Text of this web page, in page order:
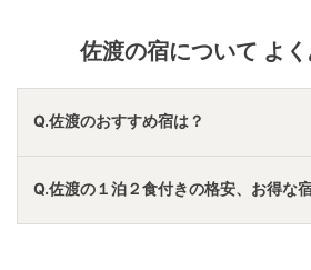
佐渡の宿について よ
Q.佐渡のおすすめ宿は？
A.「湖畔の宿 吉田家」・「 夕日と湖
Sado Resort HOTEL AZUMA」 など
すめの宿泊先です。
Q.佐渡の１泊２食付きの格安、お得な